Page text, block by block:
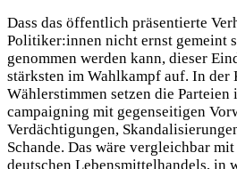
Dass das öffentlich präsentierte
Politiker:innen nicht ernst gemeint
genommen werden kann, dieser
stärksten im Wahlkampf auf. In der
Wählerstimmen setzen die Parteien
campaigning mit gegenseitigen
Verdächtigungen,
Schande. Das wäre vergleichbar
deutschen Lebensmittelhandels, in